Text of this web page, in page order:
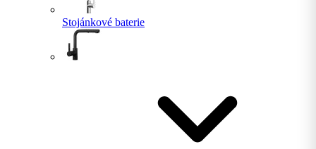
Stojánkové baterie